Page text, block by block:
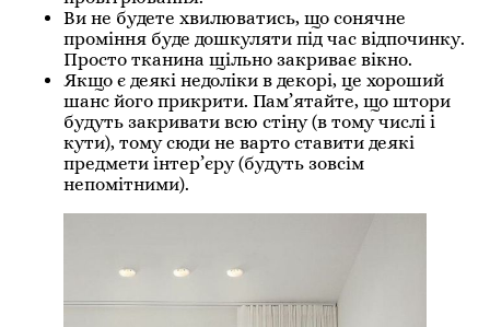
Ви не будете хвилюватись, що сонячне
проміння буде дошкуляти під час відпочинку.
Просто тканина щільно закриває вікно.
Якщо є деякі недоліки в декорі, це хороший
шанс його прикрити. Пам’ятайте, що штори
будуть закривати всю стіну (в тому числі і
кути), тому сюди не варто ставити деякі
предмети інтер’єру (будуть зовсім
непомітними).